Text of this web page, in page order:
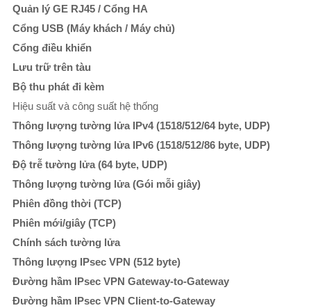
Quản lý GE RJ45 / Cổng HA
Cổng USB (Máy khách / Máy chủ)
Cổng điều khiển
Lưu trữ trên tàu
Bộ thu phát đi kèm
Hiệu suất và công suất hệ thống
Thông lượng tường lửa IPv4 (1518/512/64 byte, UDP)
Thông lượng tường lửa IPv6 (1518/512/86 byte, UDP)
Độ trễ tường lửa (64 byte, UDP)
Thông lượng tường lửa (Gói mỗi giây)
Phiên đồng thời (TCP)
Phiên mới/giây (TCP)
Chính sách tường lửa
Thông lượng IPsec VPN (512 byte)
Đường hầm IPsec VPN Gateway-to-Gateway
Đường hầm IPsec VPN Client-to-Gateway